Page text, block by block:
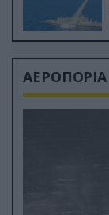
ΑΕΡΟΠΟΡΙΑ